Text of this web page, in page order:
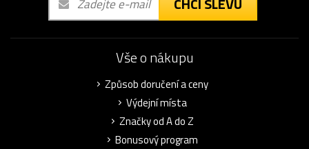
Vše o nákupu
Způsob doručení a ceny
Výdejní místa
Značky od A do Z
Bonusový program